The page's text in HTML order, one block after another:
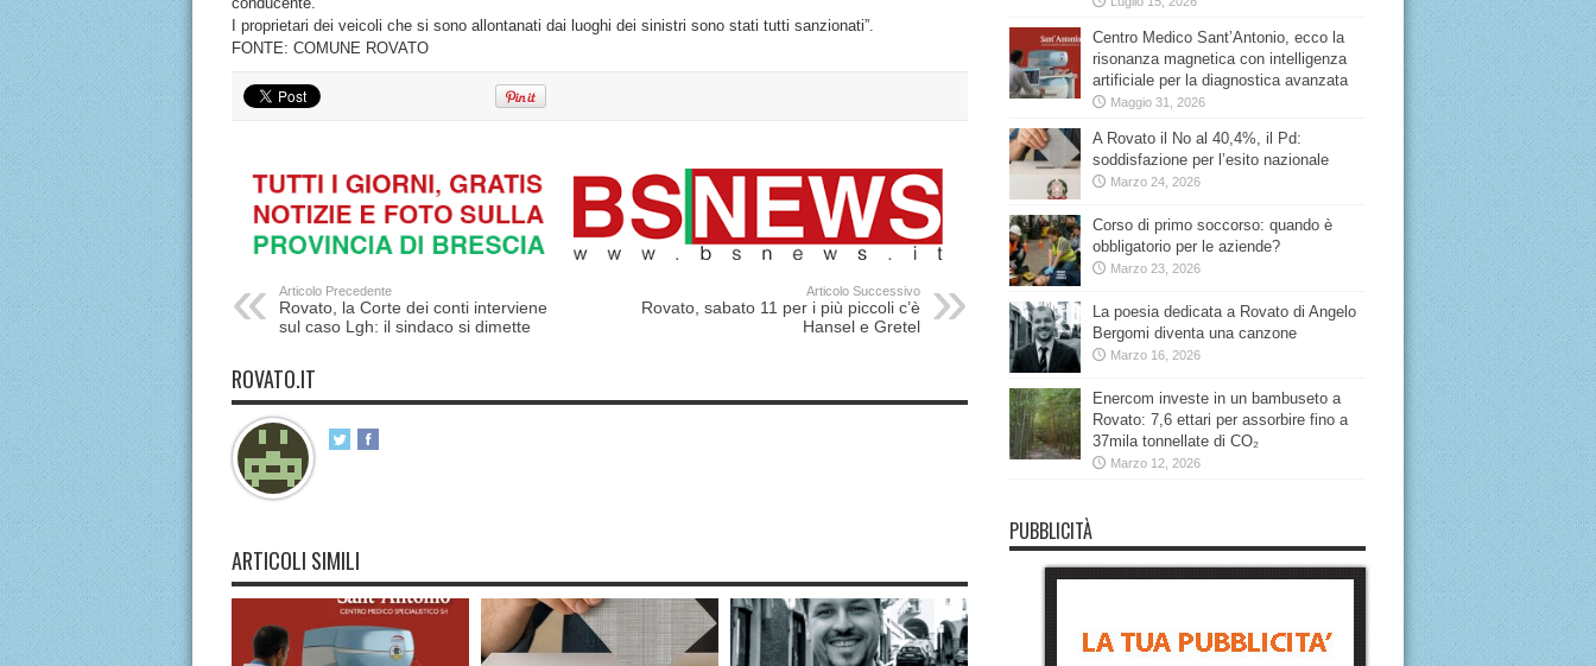
I proprietari dei veicoli che si sono allontanati dai luoghi dei sinistri sono stati tutti sanzionati”.
FONTE: COMUNE ROVATO
Articolo Precedente
Rovato, la Corte dei conti interviene
sul caso Lgh: il sindaco si dimette
Articolo Successivo
Rovato, sabato 11 per i più piccoli c’è
Hansel e Gretel
ROVATO.IT
ARTICOLI SIMILI
Centro Medico Sant’Antonio, ecco la
risonanza magnetica con intelligenza
artificiale per la diagnostica avanzata
Maggio 31, 2026
A Rovato il No al 40,4%, il Pd:
soddisfazione per l’esito nazionale
Marzo 24, 2026
Corso di primo soccorso: quando è
obbligatorio per le aziende?
Marzo 23, 2026
La poesia dedicata a Rovato di Angelo
Bergomi diventa una canzone
Marzo 16, 2026
Enercom investe in un bambuseto a
Rovato: 7,6 ettari per assorbire fino a
37mila tonnellate di CO₂
Marzo 12, 2026
PUBBLICITÀ